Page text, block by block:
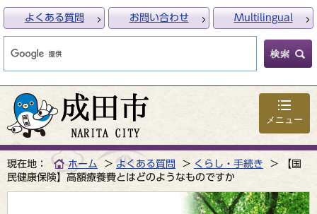
メニュー
よくある質問 お問い合わせ Multilingual
現在地： ホーム よくある質問 くらし・手続き
【国
民健康保険】高額療養費とはどのようなものですか